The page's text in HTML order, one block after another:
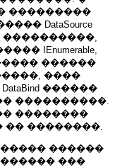
���������
DataSource
IEnumerable,
������
����
������
����������.
��������
��������.
������
���